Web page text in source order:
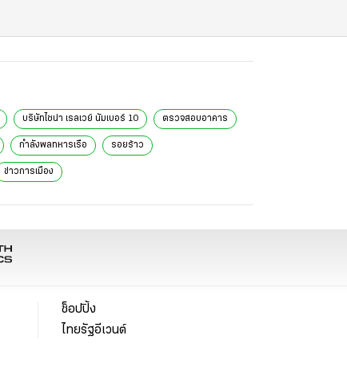
บริษัทไชน่า เรลเวย์ นัมเบอร์ 10 ตรวจสอบอาคาร
กำลังพลทหารเรือ รอยร้าว
ข่าวการเมือง
ช็อปปิ้ง
ไทยรัฐอีเวนต์